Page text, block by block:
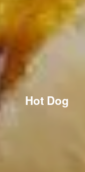
Hot Dog